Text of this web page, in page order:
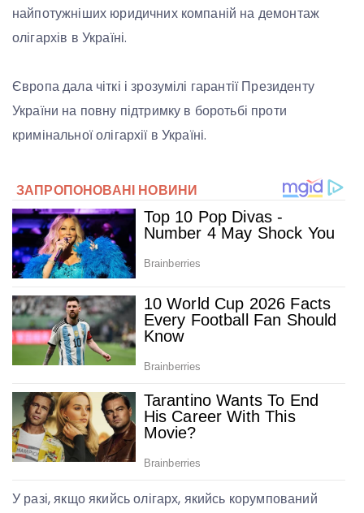
найпотужніших юридичних компаній на демонтаж
олігархів в Україні.
Європа дала чіткі і зрозумілі гарантії Президенту
України на повну підтримку в боротьбі проти
кримінальної олігархії в Україні.
У разі, якщо якийсь олігарх, якийсь корумпований